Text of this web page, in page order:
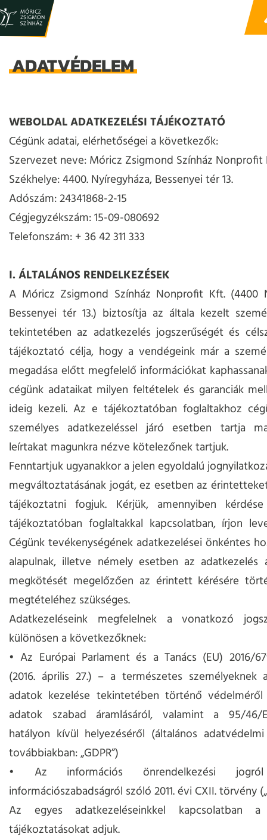
ADATVÉDELEM
WEBOLDAL ADATKEZELÉSI TÁJÉKOZTATÓ
Cégünk adatai, elérhetőségei a következők:
Szervezet neve: Móricz Zsigmond Színház Nonprofit
Székhelye: 4400. Nyíregyháza, Bessenyei tér 13.
Adószám: 24341868-2-15
Cégjegyzékszám: 15-09-080692
Telefonszám: + 36 42 311 333
I. ÁLTALÁNOS RENDELKEZÉSEK
A Móricz Zsigmond Színház Nonprofit Kft. (4400
Bessenyei tér 13.) biztosítja az általa kezelt
tekintetében az adatkezelés jogszerűségét és
tájékoztató célja, hogy a vendégeink már a
megadása előtt megfelelő információkat
cégünk adataikat milyen feltételek és garanciák
ideig kezeli. Az e tájékoztatóban foglaltakhoz
személyes adatkezeléssel járó esetben tartja
leírtakat magunkra nézve kötelezőnek tartjuk.
Fenntartjuk ugyanakkor a jelen egyoldalú
megváltoztatásának jogát, ez esetben az
tájékoztatni fogjuk. Kérjük, amennyiben
tájékoztatóban foglaltakkal kapcsolatban, írjon
Cégünk tevékenységének adatkezelései önkéntes
alapulnak, illetve némely esetben az adatkezelés
megkötését megelőzően az érintett kérésére
megtételéhez szükséges.
Adatkezeléseink megfelelnek a vonatkozó
különösen a következőknek:
• Az Európai Parlament és a Tanács (EU) 2016/
(2016. április 27.) – a természetes személyeknek
adatok kezelése tekintetében történő
adatok szabad áramlásáról, valamint a 95/46/
hatályon kívül helyezéséről (általános
továbbiakban: „GDPR”)
• Az információs önrendelkezési
információszabadságról szóló 2011. évi CXII. törvény
Az egyes adatkezeléseinkkel kapcsolatban
tájékoztatásokat adjuk.